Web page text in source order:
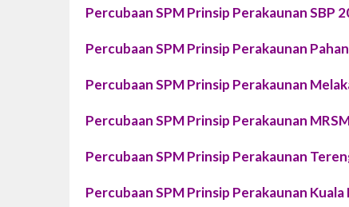
Percubaan SPM Prinsip Perakaunan SBP
Percubaan SPM Prinsip Perakaunan
Percubaan SPM Prinsip Perakaunan
Percubaan SPM Prinsip Perakaunan
Percubaan SPM Prinsip Perakaunan
Percubaan SPM Prinsip Perakaunan